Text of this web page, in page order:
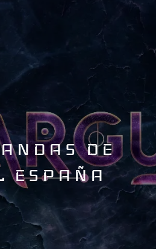
DE
ESPAÑA